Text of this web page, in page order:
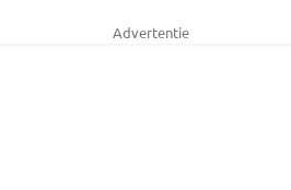
Advertentie